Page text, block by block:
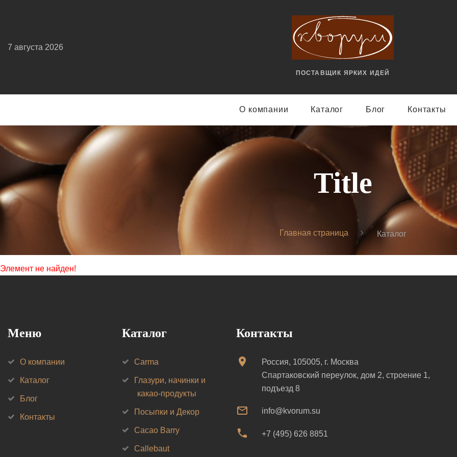
ПОСТАВЩИК ЯРКИX ИДЕЙ
7 августа 2026
О компании Каталог Блог Контакты
Title
Главная страница Каталог
Элемент не найден!
Меню
О компании
Каталог
Блог
Контакты
Каталог
Carma
Глазури, начинки и
какао-продукты
Посыпки и Декор
Cacao Barry
Callebaut
Контакты
Россия, 105005, г. Москва
Спартаковский переулок, дом 2, строение 1,
подъезд 8
info@kvorum.su
+7 (495) 626 8851